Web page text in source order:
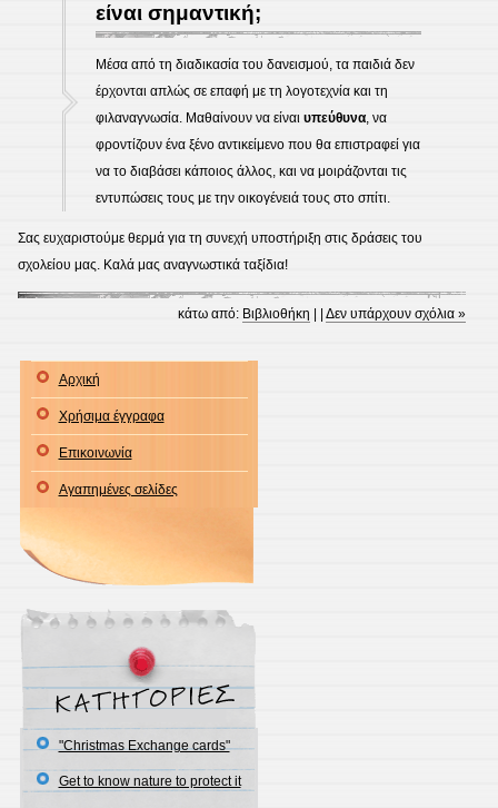
είναι σημαντική;
Μέσα από τη διαδικασία του δανεισμού, τα παιδιά δεν
έρχονται απλώς σε επαφή με τη λογοτεχνία και τη
φιλαναγνωσία. Μαθαίνουν να είναι υπεύθυνα, να
φροντίζουν ένα ξένο αντικείμενο που θα επιστραφεί για
να το διαβάσει κάποιος άλλος, και να μοιράζονται τις
εντυπώσεις τους με την οικογένειά τους στο σπίτι.
Σας ευχαριστούμε θερμά για τη συνεχή υποστήριξη στις δράσεις του
σχολείου μας. Καλά μας αναγνωστικά ταξίδια!
κάτω από: Βιβλιοθήκη | |Δεν υπάρχουν σχόλια »
Αρχική
Χρήσιμα έγγραφα
Επικοινωνία
Αγαπημένες σελίδες
"Christmas Exchange cards"
Get to know nature to protect it